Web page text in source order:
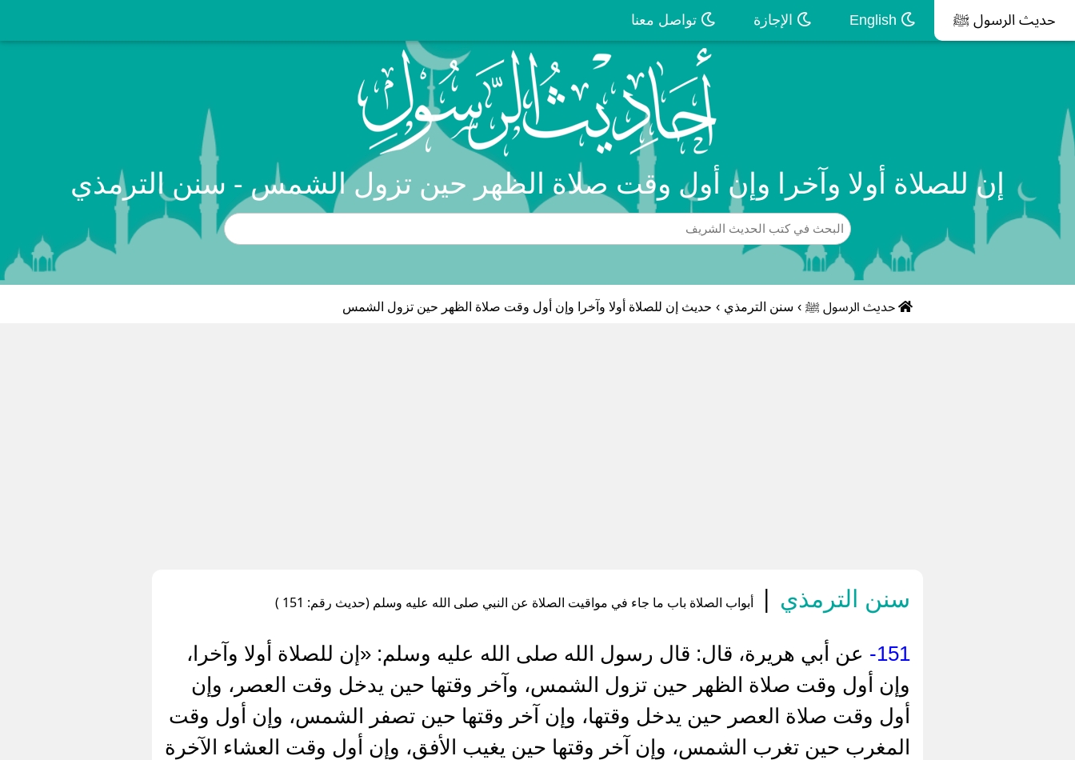
حديث الرسول ﷺ الإجازة تواصل معنا
إن للصلاة أولا وآخرا وإن أول وقت صلاة الظهر حين تزول الشمس - سنن الترمذي
حديث الرسول ﷺ › سنن الترمذي › حديث إن للصلاة أولا وآخرا وإن أول وقت صلاة الظهر حين تزول الشمس
سنن الترمذي | أبواب الصلاة باب ما جاء في مواقيت الصلاة عن النبي صلى الله عليه وسلم (حديث رقم: 151 )
151-
عن أبي هريرة، قال: قال رسول الله صلى الله عليه وسلم: «إن للصلاة أولا وآخرا،
وإن أول وقت صلاة الظهر حين تزول الشمس، وآخر وقتها حين يدخل وقت العصر، وإن
أول وقت صلاة العصر حين يدخل وقتها، وإن آخر وقتها حين تصفر الشمس، وإن أول وقت
المغرب حين تغرب الشمس، وإن آخر وقتها حين يغيب الأفق، وإن أول وقت العشاء الآخرة